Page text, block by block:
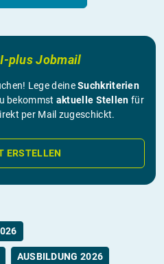
plus Jobmail
Lege deineSuchkriterien
bekommst aktuelle Stellen für
per Mail zugeschickt.
ERSTELLEN
AUSBILDUNG 2026